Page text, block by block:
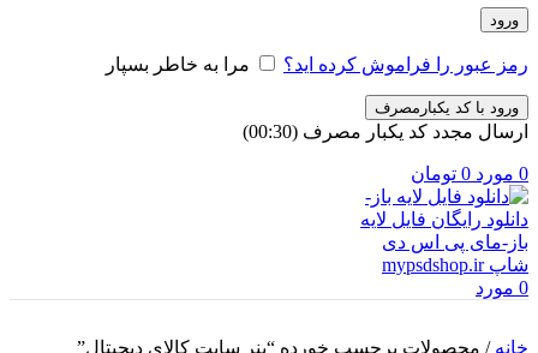
ورود
رمز عبور را فراموش کرده اید؟ مرا به خاطر بسپار
ورود با کد یکبارمصرف
ارسال مجدد کد یکبار مصرف (00:
30
)
0 مورد 0 تومان
0 مورد
خانه/ محصولات برچسب خورده “بنر سایت کالای دیجیتال”